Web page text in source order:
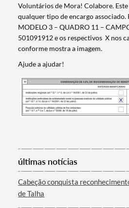
Termo de Pesquisa
Voluntários de Mora! Colabore. Este
qualquer tipo de encargo associado.
MODELO 3 – QUADRO 11 –
501091912 e os respectivos X nos
conforme mostra a imagem.
Ajude a ajudar!
últimas notícias
Cabeção conquista
de Talha